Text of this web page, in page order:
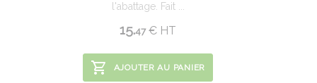
l'abattage. Fait ...
15.47 € HT
AJOUTER AU PANIER